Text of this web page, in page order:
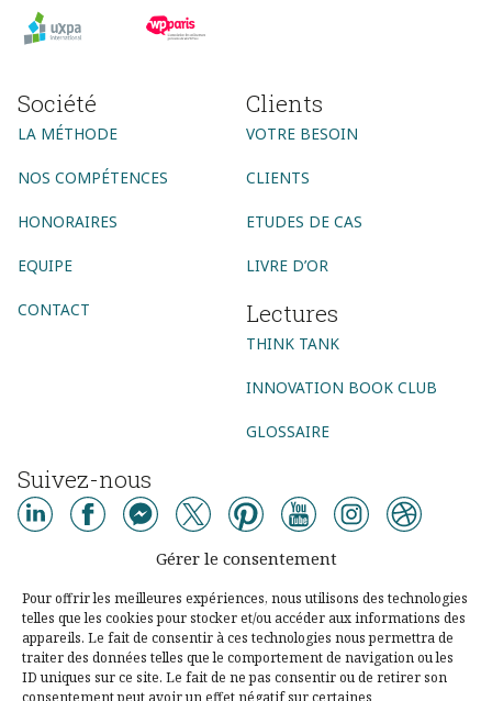
Gérer le consentement
Pour offrir les meilleures expériences, nous utilisons des technologies
telles que les cookies pour stocker et/ou accéder aux informations des
appareils. Le fait de consentir à ces technologies nous permettra de
traiter des données telles que le comportement de navigation ou les
ID uniques sur ce site. Le fait de ne pas consentir ou de retirer son
consentement peut avoir un effet négatif sur certaines
Société
LA MÉTHODE
NOS COMPÉTENCES
HONORAIRES
EQUIPE
CONTACT
Clients
VOTRE BESOIN
CLIENTS
ETUDES DE CAS
LIVRE D’OR
Lectures
THINK TANK
INNOVATION BOOK CLUB
GLOSSAIRE
Suivez-nous
AGENCE CONSEIL
AGENCE DIGITALE
AGENCE COMMUNICATION DIGITALE
AGENCE MARKETING DIGITAL
AGENCE SOCIAL MEDIA
AGENCE UX DESIGN PARIS
CONSEIL DIGITAL